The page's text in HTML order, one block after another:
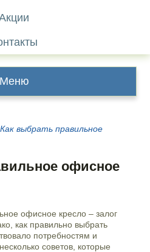
Меню
Как выбрать правильное
офисное
офисное кресло – залог
как правильно выбрать
потребностям и
советов, которые